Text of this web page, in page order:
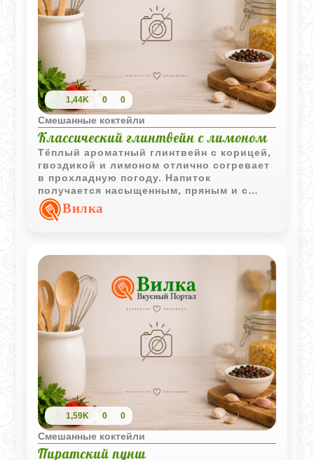
1,44K 0 0
Смешанные коктейли
Классический глинтвейн с лимоном
Тёплый ароматный глинтвейн с корицей,
гвоздикой и лимоном отлично согревает
в прохладную погоду. Напиток
получается насыщенным, пряным и с
приятной цитрусовой свежестью.
Вилка
1,59K 0 0
Смешанные коктейли
Пиратский пунш